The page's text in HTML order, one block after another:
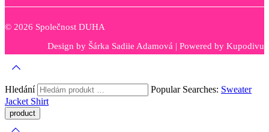
© 2026 Společnost DUHA
Design by Šárka Sadiie Adamová | Powered by Kupodivu
Hledání Popular Searches: Sweater
Jacket Shirt